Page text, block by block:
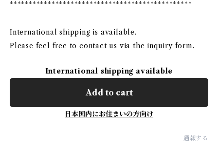
************************************************
International shipping is available.
Please feel free to contact us via the inquiry form.
International shipping available
Add to cart
日本国内にお住まいの方向け
通報する